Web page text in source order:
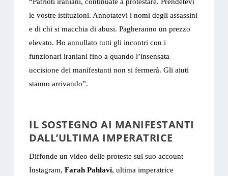
“Patrioti iraniani, continuate a protestare. Prendetevi
le vostre istituzioni. Annotatevi i nomi degli assassini
e di chi si macchia di abusi. Pagheranno un prezzo
elevato. Ho annullato tutti gli incontri con i
funzionari iraniani fino a quando l’insensata
uccisione dei manifestanti non si fermerà. Gli aiuti
stanno arrivando”.
IL SOSTEGNO AI MANIFESTANTI
DALL’ULTIMA IMPERATRICE
Diffonde un video delle proteste sul suo account
Instagram,Farah Pahlavi, ultima imperatrice